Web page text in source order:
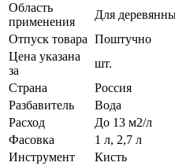
Область
применения
Для
Отпуск товара Поштучно
Цена указана
за
шт.
Страна
Россия
Разбавитель
Вода
Расход
До 13 м2/л
Фасовка
1 л, 2,7 л
Инструмент
Кисть